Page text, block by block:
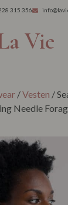
315 356
Vie
/Vesten /
Needle